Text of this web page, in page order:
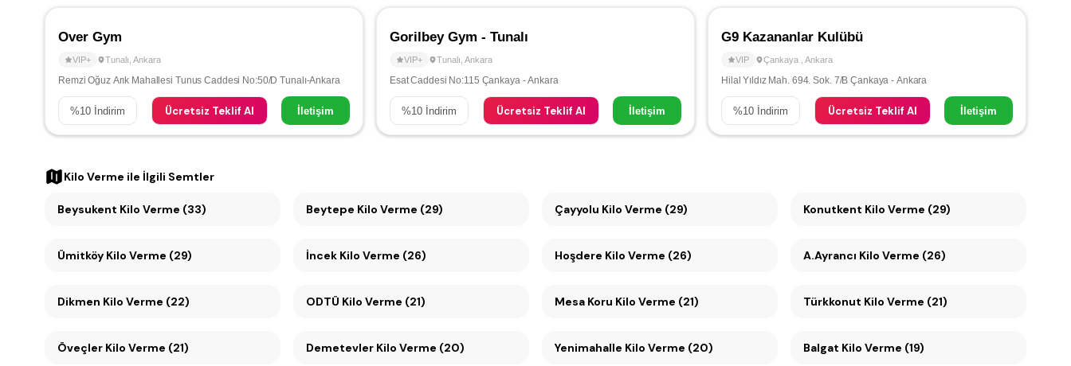
Over Gym
VIP+ Tunalı Ankara
Remzi Oğuz Arık Mahallesi Tunus Caddesi No:50/D Tunalı-Ankara
%10 İndirim Ücretsiz Teklif Al İletişim
Gorilbey Gym - Tunalı
VIP+ Tunalı Ankara
Esat Caddesi No:115 Çankaya - Ankara
%10 İndirim Ücretsiz Teklif Al İletişim
G9 Kazananlar Kulübü
VIP Çankaya Ankara
Hilal Yıldız Mah. 694. Sok. 7/B Çankaya - Ankara
%10 İndirim Ücretsiz Teklif Al İletişim
Kilo Verme ile İlgili Semtler
Beysukent Kilo Verme (33) Beytepe Kilo Verme (29) Çayyolu Kilo Verme (29) Konutkent Kilo Verme (29)
Ümitköy Kilo Verme (29) İncek Kilo Verme (26) Hoşdere Kilo Verme (26) A.Ayrancı Kilo Verme (26)
Dikmen Kilo Verme (22) ODTÜ Kilo Verme (21) Mesa Koru Kilo Verme (21) Türkkonut Kilo Verme (21)
Öveçler Kilo Verme (21) Demetevler Kilo Verme (20) Yenimahalle Kilo Verme (20) Balgat Kilo Verme (19)